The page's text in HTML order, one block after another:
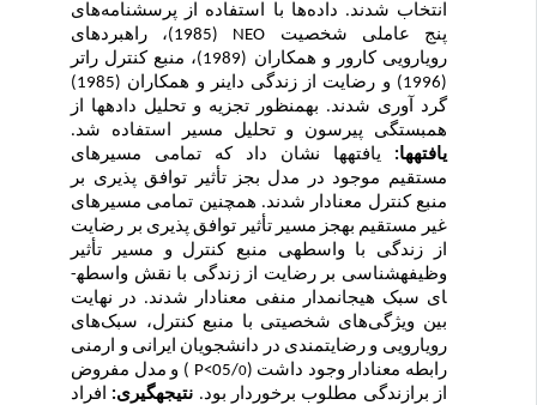
انتخاب شدند. داده‌ها با استفاده از پرسشنامه‌های
پنج عاملی شخصیت NEO
(1985)، راهبردهای
رویارویی
کارور و همکاران (1989)، منبع کنترل راتر
(1996) و رضایت از زندگی داینر و همکاران (1985)
گرد آوری شدند. به­منظور تجزیه و تحلیل داده­ها از
همبستگی پیرسون و تحلیل مسیر استفاده شد.
یافته­ها:
یافته­ها نشان داد کهتمامی مسیرهای
مستقیم موجود در مدل بجز تأثیر توافق پذیری بر
منبع کنترل معنادار شدند. همچنین تمامی مسیرهای
غیر مستقیم به­جز مسیر تأثیر توافق پذیری بر رضایت
از زندگی با واسطه­ی منبع کنترل و مسیر تأثیر
وظیفه­شناسی بر رضایت از زندگی با نقش واسطه­
ای سبک هیجان­مدار منفی معنادار شدند. در نهایت
بین ویژگی‌های شخصیتی با منبع کنترل، سبک‌های
رویارویی و رضایتمندی در دانشجویان ایرانی و ارمنی
رابطه معنادار وجود داشت(05/
0
P< ) و مدل مفروض
از برازندگی مطلوب برخوردار بود. نتیجه­گیری: افراد